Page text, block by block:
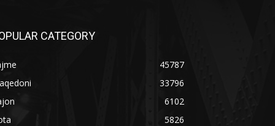
CATEGORY
45787
33796
6102
5826